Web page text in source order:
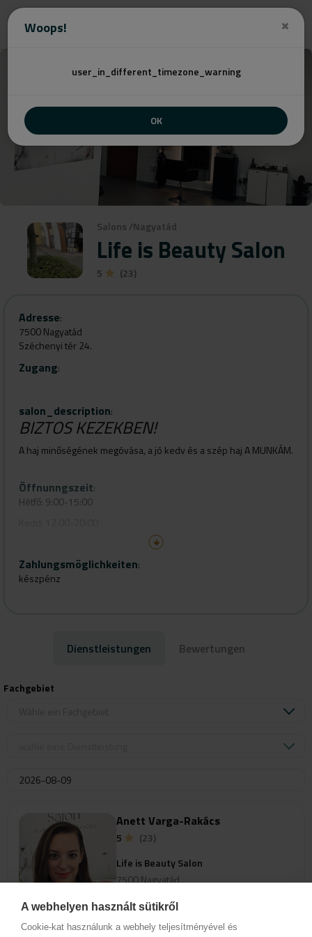
Woops!
user_in_different_timezone_warning
OK
A webhelyen használt sütikről
Cookie-kat használunk a webhely teljesítményével és
Salons /Nagyatád
Life is Beauty Salon
5 (23)
Adresse:
7500 Nagyatád
Széchenyi tér 24.
Zugang:
salon_description:
BIZTOS KEZEKBEN!
A haj minőségének megóvása, a jó kedv és a szép haj A MUNKÁM.
Öffnunngszeit:
Hétfő: 9:00-15:00
Csütörtök: 9:00-15:00
Péntek: 12:00-20:00
Zahlungsmöglichkeiten:
készpénz
Dienstleistungen Bewertungen
Fachgebiet
Anett Varga-Rakács
5
(23)
Life is Beauty Salon
7500 Nagyatád